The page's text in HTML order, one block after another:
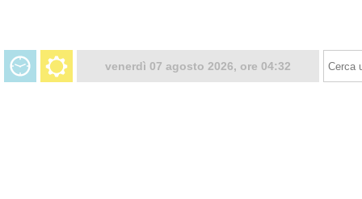
venerdì 07 agosto 2026, ore 04:32